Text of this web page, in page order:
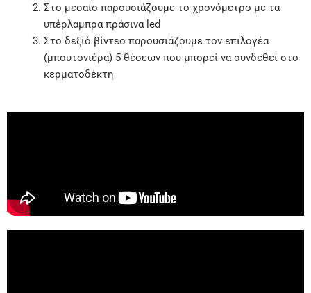
Στο μεσαίο παρουσιάζουμε το χρονόμετρο με τα
υπέρλαμπρα πράσινα led
Στο δεξιό βίντεο παρουσιάζουμε τον επιλογέα
(μπουτονιέρα) 5 θέσεων που μπορεί να συνδεθεί στο
κερματοδέκτη